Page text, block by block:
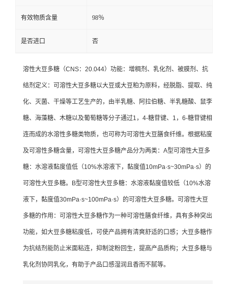
有效物质含量 98％
是否进口 否
溶性大豆多糖（CNS：20.044）功能：增稠剂、乳化剂、被膜剂、抗
结剂定义：可溶性大豆多糖以大豆或大豆粕为原料，经脱脂、提取、纯
化、灭菌、干燥等工艺生产的，由半乳糖、阿拉伯糖、半乳糖酸、鼠李
糖、海藻糖、木糖以及葡萄糖等分子通过1，4-糖苷键、1，6-糖苷键相
连而成的水溶性多糖类物质，也可称为可溶性大豆膳食纤维。根据粘度
及可溶性多糖含量，可溶性大豆多糖产品分为两类：A型可溶性大豆多
糖：水溶液黏度值低（10%水溶液下，黏度值10mPa·s~30mPa·s）的
可溶性大豆多糖。B型可溶性大豆多糖：水溶液黏度值较低（10%水溶
液下，黏度值30mPa·s~100mPa·s）的可溶性大豆多糖。可溶性大豆
多糖的作用：可溶性大豆多糖作为一种可溶性膳食纤维，具有多种突出
功能，如大豆多糖粘度低，可使产品拥有清爽舒适的口感；大豆多糖作
为抗结剂能防止米面粘连，抑制淀粉回生，提高产品质构；大豆多糖与
乳化剂协同乳化，有助于产品口感湿润且香而不腻等。